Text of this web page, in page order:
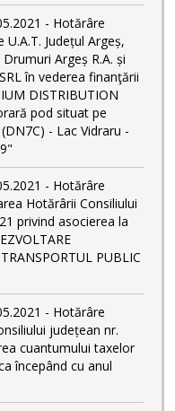
- Hotărâre
Județul Argeș,
Argeș R.A. și
în vederea finanţării
DISTRIBUTION
pod situat pe
- Lac Vidraru -
- Hotărâre
Hotărârii Consiliului
privind asocierea la
PUBLIC
- Hotărâre
județean nr.
cuantumului taxelor
începând cu anul